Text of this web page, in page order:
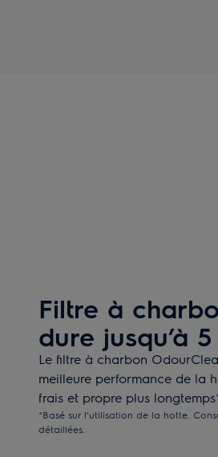
Filtre à
dure jusqu’à
Le filtre à charbon
meilleure performance de la
frais et propre plus
*Basé sur l’utilisation de la hotte.
détaillées.